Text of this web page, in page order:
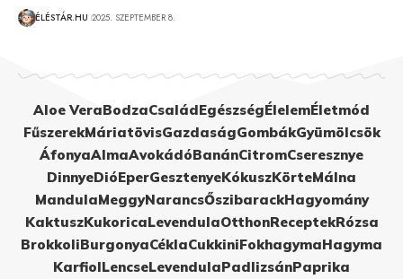
ÉLÉSTÁR.HU 2025. SZEPTEMBER 8.
Aloe VeraBodzaCsaládEgészségÉlelemÉletmód
FűszerekMáriatövisGazdaságGombákGyümölcsök
ÁfonyaAlmaAvokádóBanánCitromCseresznye
DinnyeDióEperGesztenyeKókuszKörteMálna
MandulaMeggyNarancsŐszibarackHagyomány
KaktuszKukoricaLevendulaOtthonReceptekRózsa
BrokkoliBurgonyaCéklaCukkiniFokhagymaHagyma
KarfiolLencseLevendulaPadlizsánPaprika